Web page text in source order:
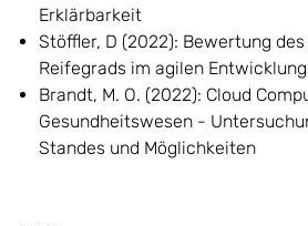
Erklärbarkeit
Stöffler, D (2022): Bewertung
Reifegrads im agilen
Brandt, M. O. (2022): Cloud
Gesundheitswesen -
Standes und Möglichkeiten